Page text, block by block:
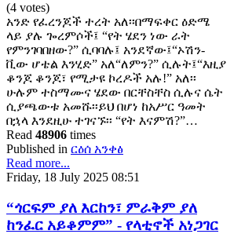
(4 votes)
አንድ የፈረንጆች ተረት አለ፡፡በማፍቀር ዕድሜ
ላይ ያሉ ጐረምሶች፤ “የት ሄደን ነው ራት
የምንገባበዘው?” ሲባባሉ፤ አንደኛው፤“ኦሽን-
ቪው ሆቴል እንሂድ” አለ“ለምን?” ሲሉት፤“እዚያ
ቆንጆ ቆንጆ፣ የሚታዩ ኮረዶች አሉ!” አለ፡፡
ሁሉም ተስማሙና ሄደው በርቸስቸስ ሲሉና ሴት
ሲያጫውቱ አመሹ፡፡ይህ በሆነ ከአሥር ዓመት
በኋላ እንደዚሁ ተገናኙ፡፡ “የት እናምሽ?”…
Read 48906 times
Published in ርዕሰ አንቀፅ
Read more...
Friday, 18 July 2025 08:51
“ጎርፍም ያለ እርከን፣ ምራቅም ያለ
ከንፈር አይቆምም” - የላቲኖች አነጋገር